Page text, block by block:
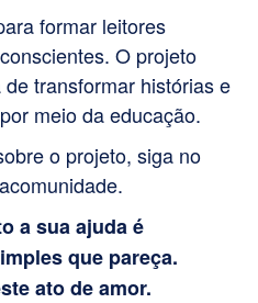
formar leitores
O projeto
transformar histórias e
meio da educação.
o projeto, siga no
a sua ajuda é
que pareça.
ato de amor.